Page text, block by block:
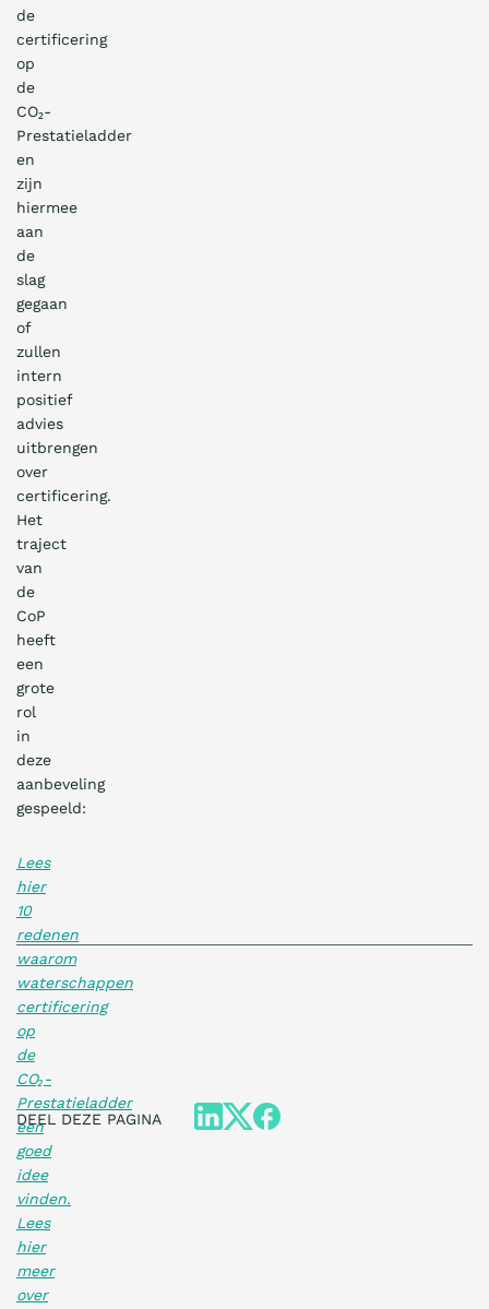
de
certificering
op
de
CO₂-
Prestatieladder
en
zijn
hiermee
aan
de
slag
gegaan
of
zullen
intern
positief
advies
uitbrengen
over
certificering.
Het
traject
van
de
CoP
heeft
een
grote
rol
in
deze
aanbeveling
gespeeld:
Lees
hier
10
redenen
waarom
waterschappen
certificering
op
de
CO₂-
Prestatieladder
een
goed
idee
vinden.
Lees
hier
meer
over
DEEL DEZE PAGINA